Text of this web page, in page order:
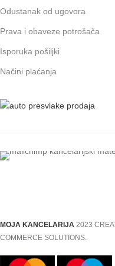
Odustanak od ugovora
Prava i obaveze potrošača
Isporuka pošiljki
Načini plaćanja
MOJA KANCELARIJA 2023
COMMERCE SOLUTIONS.